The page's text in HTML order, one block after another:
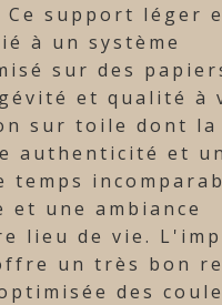
support léger
à un système
sur des
et qualité à
sur toile dont la
authenticité et
temps
et une ambiance
lieu de vie.
un très bon
des